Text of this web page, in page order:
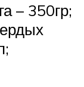
– 350гр;